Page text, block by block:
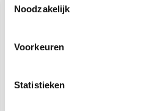
Noodzakelijk
Voorkeuren
Statistieken